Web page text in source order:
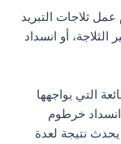
ثلاجات التبريد
أو انسداد
التي يواجهها
خرطوم
نتيجة لعدة